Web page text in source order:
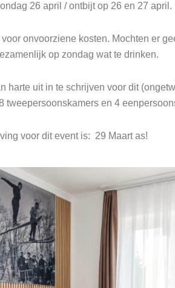
26 april / ontbijt op 26 en 27 april.
onvoorziene kosten. Mochten er
op zondag wat te drinken.
harte uit in te schrijven voor dit
tweepersoonskamers en 4
voor dit event is: 29 Maart as!